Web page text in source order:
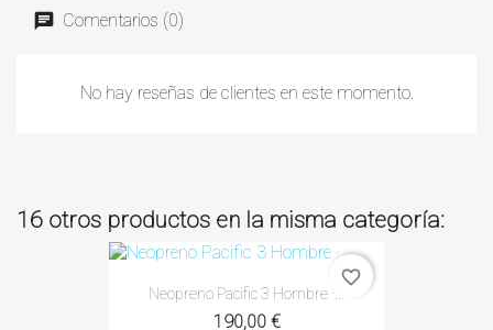
Comentarios (0)
No hay reseñas de clientes en este momento.
16 otros productos en la misma categoría:
Neopreno Pacific 3 Hombre ·...
190,00 €
favorite_border